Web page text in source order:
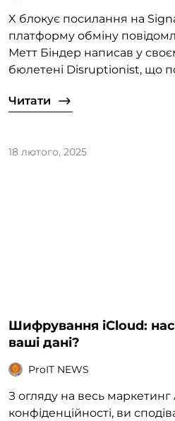
X блокує посилання на
платформу обміну
Метт Біндер написав у
бюлетені Disruptionist, що
Читати
18 лютого, 2025
Шифрування iCloud:
ваші дані?
ProIT NEWS
З огляду на весь
конфіденційності, ви